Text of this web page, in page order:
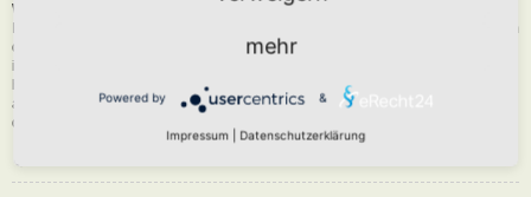
Warum muss mein Beitrag erst freigegeben werden?
Die Board-Administration kann entschieden haben, dass in dem Forum, in dem
du einen Beitrag erstellt hast, die Beiträge zuerst geprüft werden müssen. Es
ist auch möglich, dass die Administration dich zu einer Gruppe von Benutzern
hinzugefügt hat, bei denen sie die Beiträge erst begutachten möchte, bevor sie
auf der Seite sichtbar werden. Bitte kontaktiere die Board-Administration, wenn
du weitere Informationen dazu benötigst.
mehr
Powered by &
Impressum Datenschutzerklärung